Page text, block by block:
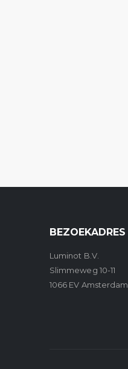
BEZOEKADRES
Luminot B.V.
Slimmeweg 10-11
1066 EV Amsterdam